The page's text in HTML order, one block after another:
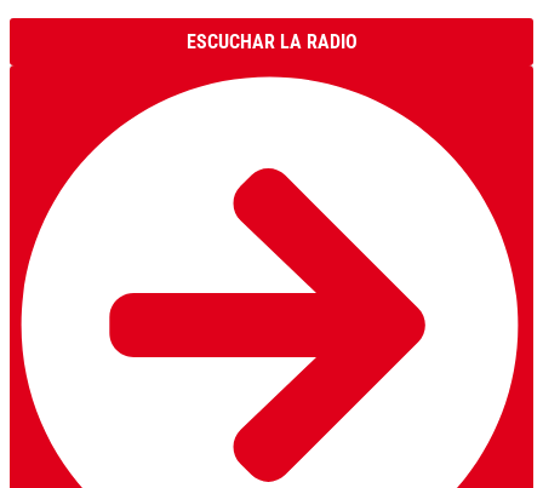
ESCUCHAR LA RADIO